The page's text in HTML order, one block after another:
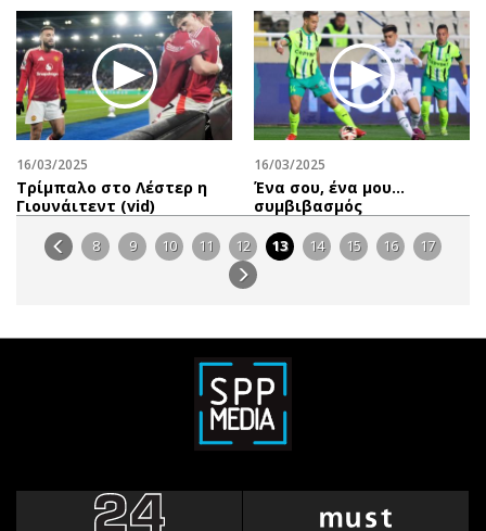
16/03/2025
Τρίμπαλο στο Λέστερ η
Γιουνάιτεντ (vid)
16/03/2025
Ένα σου, ένα μου…
συμβιβασμός
8 9 10 11 12 13 14 15 16 17